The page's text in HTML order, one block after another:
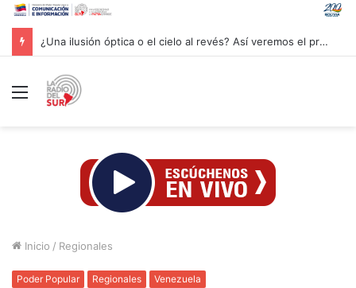
¿Una ilusión óptica o el cielo al revés? Así veremos el próximo eclipse solar
Menú
Inicio / Regionales
Poder Popular Regionales Venezuela